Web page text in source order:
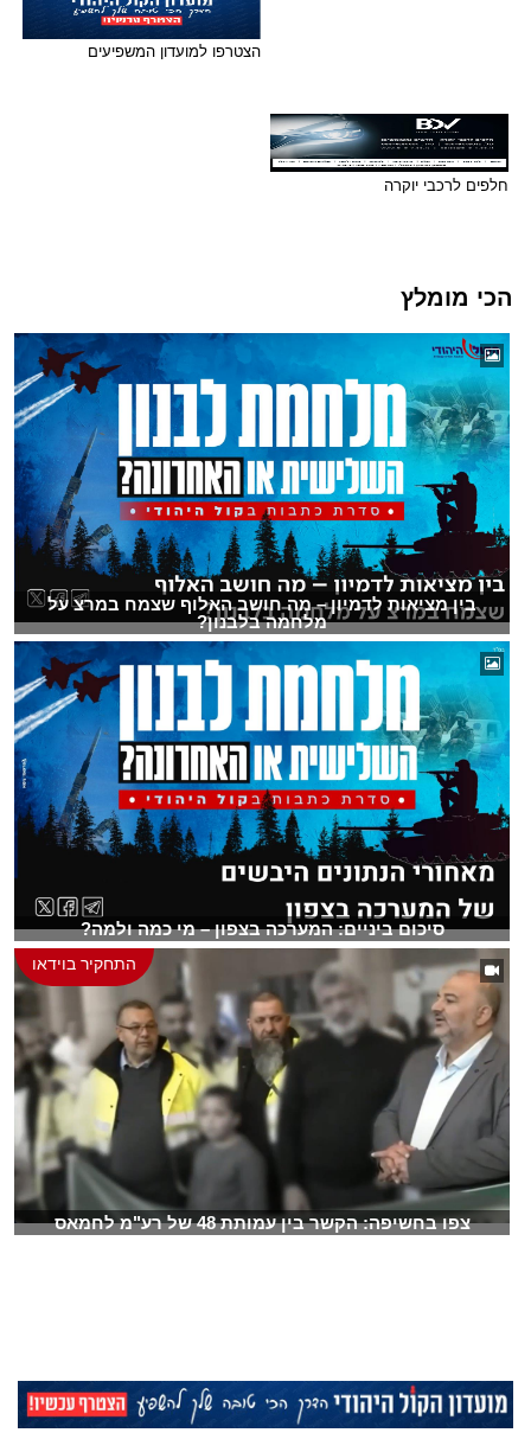
הצטרפו למועדון המשפיעים
חלפים לרכבי יוקרה
הכי מומלץ
בין מציאות לדמיון – מה חושב האלוף שצמח במרצ על
מלחמה בלבנון?
סיכום ביניים: המערכה בצפון – מי כמה ולמה?
התחקיר בוידאו
צפו בחשיפה: הקשר בין עמותת 48 של רע"מ לחמאס